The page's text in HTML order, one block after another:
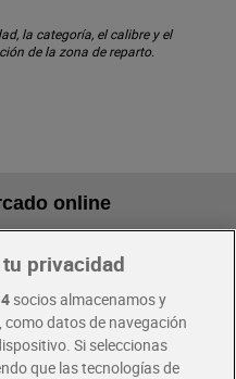
la categoría, el calibre y el
de la zona de reparto.
online
a 100€
privacidad
4socios almacenamos y
datos de navegación
Si seleccionas
que las tecnologías de